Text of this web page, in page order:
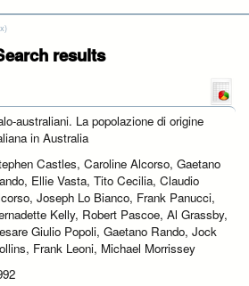
results
australiani. La popolazione di origine
in Australia
Castles, Caroline Alcorso, Gaetano
Ellie Vasta, Tito Cecilia, Claudio
Joseph Lo Bianco, Frank Panucci,
Kelly, Robert Pascoe, Al Grassby,
Giulio Popoli, Gaetano Rando, Jock
Frank Leoni, Michael Morrissey